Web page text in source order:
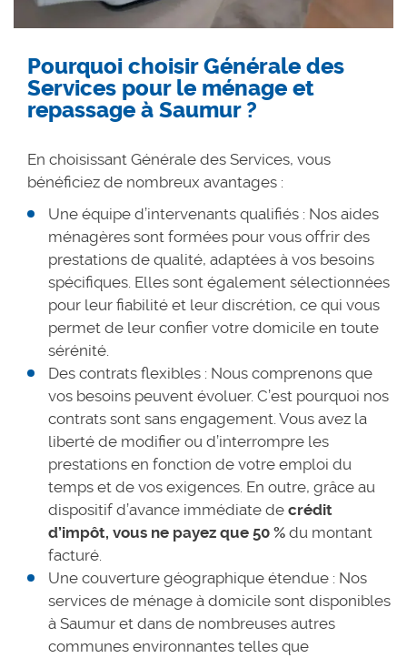
Pourquoi choisir Générale des
Services pour le ménage et
repassage à Saumur ?
En choisissant Générale des Services, vous
bénéficiez de nombreux avantages :
Une équipe d’intervenants qualifiés : Nos aides
ménagères sont formées pour vous offrir des
prestations de qualité, adaptées à vos besoins
spécifiques. Elles sont également sélectionnées
pour leur fiabilité et leur discrétion, ce qui vous
permet de leur confier votre domicile en toute
sérénité.
Des contrats flexibles : Nous comprenons que
vos besoins peuvent évoluer. C’est pourquoi nos
contrats sont sans engagement. Vous avez la
liberté de modifier ou d’interrompre les
prestations en fonction de votre emploi du
temps et de vos exigences. En outre, grâce au
dispositif d’avance immédiate de crédit
d’impôt, vous ne payez que 50 % du montant
facturé.
Une couverture géographique étendue : Nos
services de ménage à domicile sont disponibles
à Saumur et dans de nombreuses autres
communes environnantes telles que